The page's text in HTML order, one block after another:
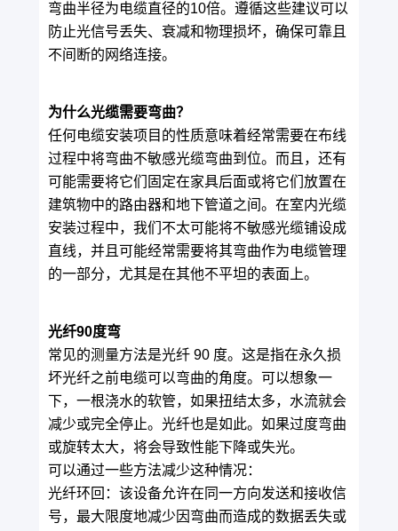
弯曲半径为电缆直径的10倍。遵循这些建议可以
防止光信号丢失、衰减和物理损坏，确保可靠且
不间断的网络连接。
为什么光缆需要弯曲？
任何电缆安装项目的性质意味着经常需要在布线
过程中将弯曲不敏感光缆弯曲到位。而且，还有
可能需要将它们固定在家具后面或将它们放置在
建筑物中的路由器和地下管道之间。在室内光缆
安装过程中，我们不太可能将不敏感光缆铺设成
直线，并且可能经常需要将其弯曲作为电缆管理
的一部分，尤其是在其他不平坦的表面上。
光纤90度弯
常见的测量方法是光纤 90 度。这是指在永久损
坏光纤之前电缆可以弯曲的角度。可以想象一
下，一根浇水的软管，如果扭结太多，水流就会
减少或完全停止。光纤也是如此。如果过度弯曲
或旋转太大，将会导致性能下降或失光。
可以通过一些方法减少这种情况：
光纤环回：该设备允许在同一方向发送和接收信
号，最大限度地减少因弯曲而造成的数据丢失或